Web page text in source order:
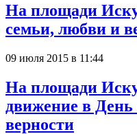
На площади
семьи, любви и
09 июля 2015 в 11:44
На площади
движение в
верности